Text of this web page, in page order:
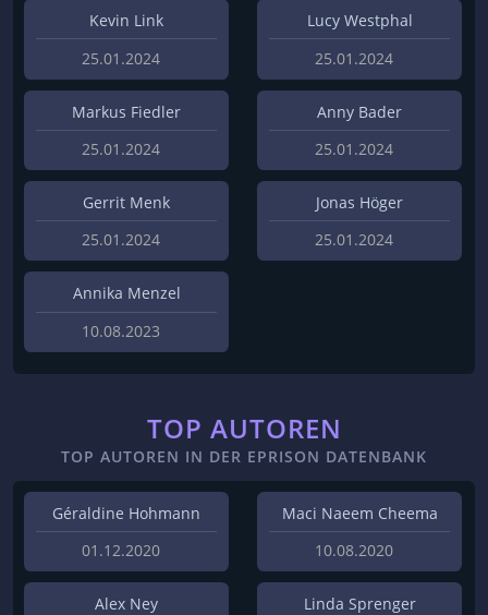
Kevin Link
25.01.2024
Lucy Westphal
25.01.2024
Markus Fiedler
25.01.2024
Anny Bader
25.01.2024
Gerrit Menk
25.01.2024
Jonas Höger
25.01.2024
Annika Menzel
10.08.2023
TOP AUTOREN
TOP AUTOREN IN DER EPRISON DATENBANK
Géraldine Hohmann
01.12.2020
Maci Naeem Cheema
10.08.2020
Alex Ney Linda Sprenger